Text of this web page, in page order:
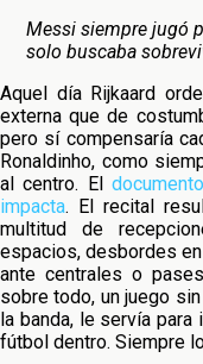
Messi siempre jugó
solo buscaba
Aquel día Rijkaard
externa que de
pero sí compensaría
Ronaldinho, como
al centro. El
impacta. El recital
multitud de
espacios, desbordes
ante centrales o
sobre todo, un juego
la banda, le servía
fútbol dentro. Siempre